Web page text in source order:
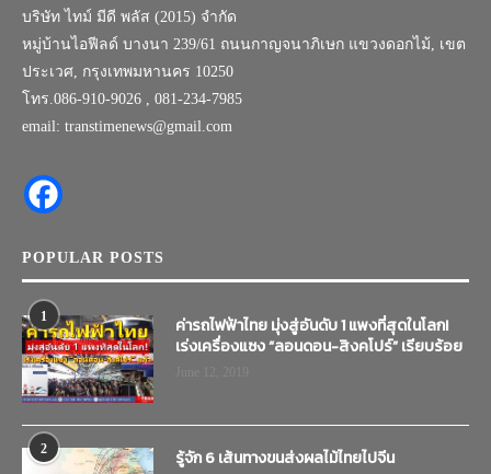
บริษัท ไทม์ มีดี พลัส (2015) จำกัด
หมู่บ้านไอฟีลด์ บางนา 239/61 ถนนกาญจนาภิเษก แขวงดอกไม้, เขต
ประเวศ, กรุงเทพมหานคร 10250
โทร.086-910-9026 , 081-234-7985
email: transtimenews@gmail.com
POPULAR POSTS
1
ค่ารถไฟฟ้าไทย มุ่งสู่อันดับ 1 แพงที่สุดในโลก!
เร่งเครื่องแซง “ลอนดอน-สิงคโปร์” เรียบร้อย
2 รู้จัก 6 เส้นทางขนส่งผลไม้ไทยไปจีน